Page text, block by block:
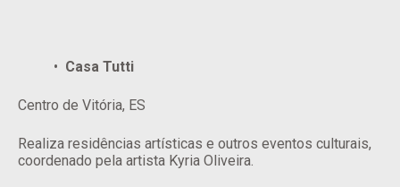
Casa Tutti
Centro de Vitória, ES
Realiza residências artísticas e outros eventos culturais,
coordenado pela artista Kyria Oliveira.